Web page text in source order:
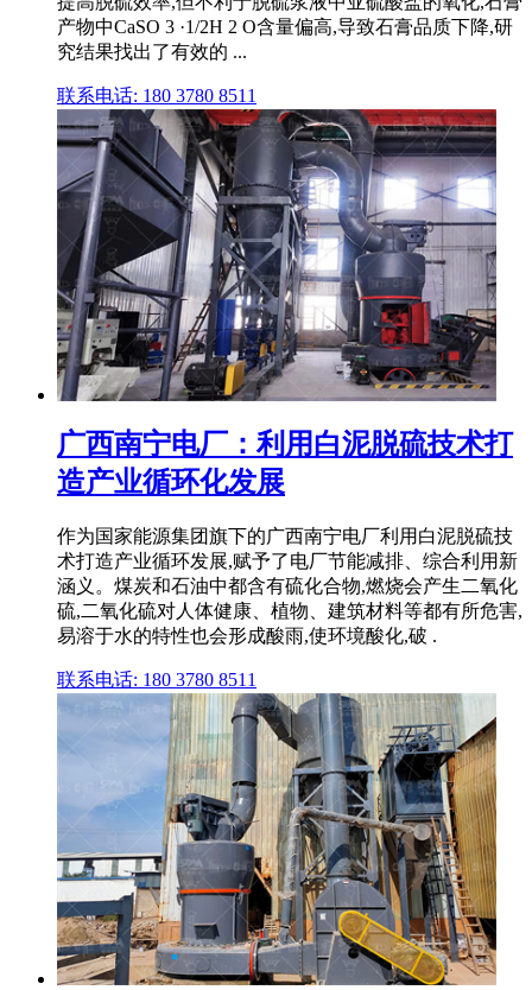
产物中CaSO 3 ·1/2H 2 O含量偏高,导致石膏品质下降,研
究结果找出了有效的 ...
联系电话: 180 3780 8511
广西南宁电厂：利用白泥脱硫技术打
造产业循环化发展
作为国家能源集团旗下的广西南宁电厂利用白泥脱硫技
术打造产业循环发展,赋予了电厂节能减排、综合利用新
涵义。煤炭和石油中都含有硫化合物,燃烧会产生二氧化
硫,二氧化硫对人体健康、植物、建筑材料等都有所危害,
易溶于水的特性也会形成酸雨,使环境酸化,破 .
联系电话: 180 3780 8511